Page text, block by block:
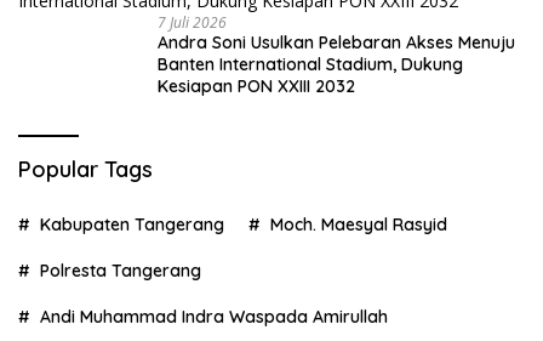
7 Juli 2026
Andra Soni Usulkan Pelebaran Akses Menuju
Banten International Stadium, Dukung
Kesiapan PON XXIII 2032
Popular Tags
Kabupaten Tangerang Moch. Maesyal Rasyid
Polresta Tangerang
Andi Muhammad Indra Waspada Amirullah